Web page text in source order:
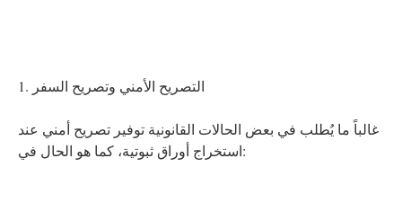
1. التصريح الأمني وتصريح السفر
غالباً ما يُطلب في بعض الحالات القانونية توفير تصريح أمني عند
استخراج أوراق ثبوتية، كما هو الحال في: